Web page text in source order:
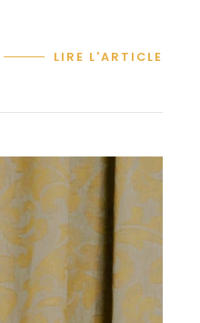
LIRE L'ARTICLE